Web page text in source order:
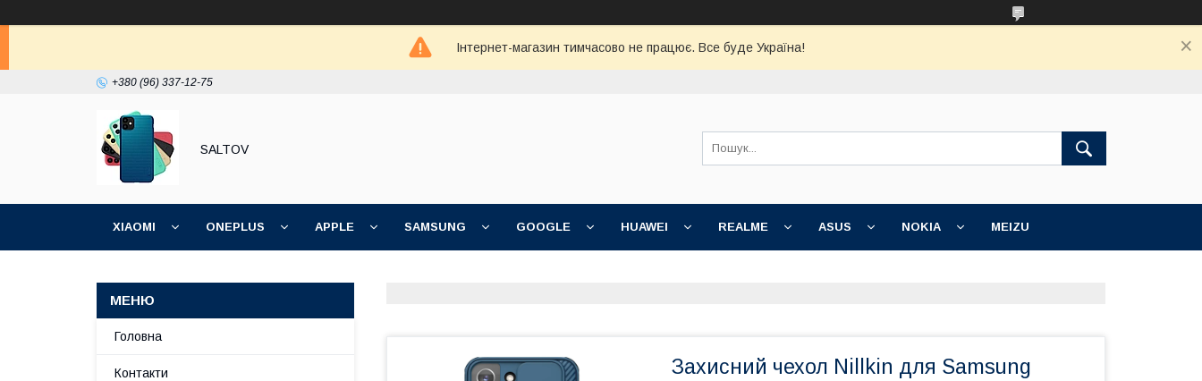
Інтернет-магазин тимчасово не працює. Все буде Україна!
+380 (96) 337-12-75
SALTOV
XIAOMI ONEPLUS APPLE SAMSUNG GOOGLE HUAWEI REALME ASUS NOKIA MEIZU
Захисний чехол Nillkin для Samsung
Головна
Контакти